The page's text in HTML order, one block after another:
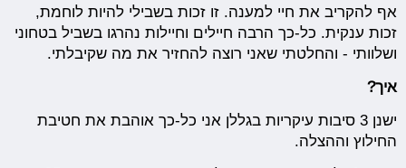
אף להקריב את חיי למענה. זו זכות בשבילי להיות לוחמת,
זכות ענקית. כל-כך הרבה חיילים וחיילות נהרגו בשביל בטחוני
ושלוותי - והחלטתי שאני רוצה להחזיר את מה שקיבלתי.
איך?
ישנן 3 סיבות עיקריות בגללן אני כל-כך אוהבת את חטיבת
החילוץ וההצלה.